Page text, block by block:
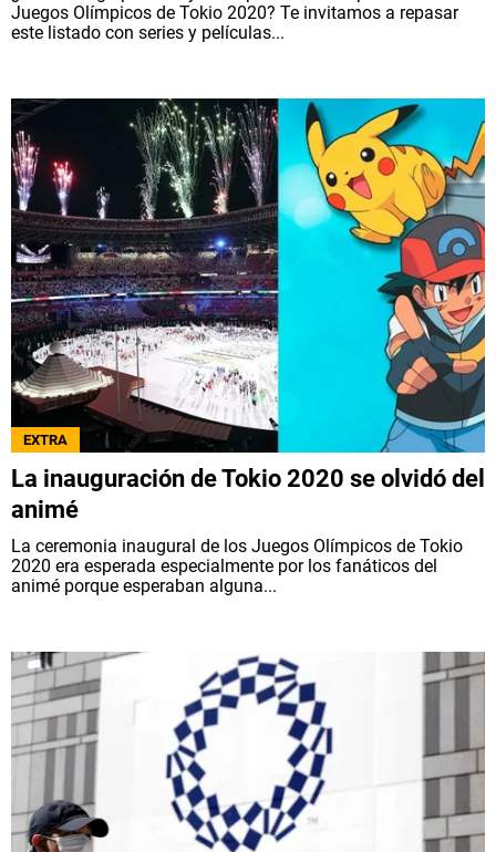
Juegos Olímpicos de Tokio 2020? Te invitamos a repasar
este listado con series y películas...
EXTRA
La inauguración de Tokio 2020 se olvidó del
animé
La ceremonia inaugural de los Juegos Olímpicos de Tokio
2020 era esperada especialmente por los fanáticos del
animé porque esperaban alguna...